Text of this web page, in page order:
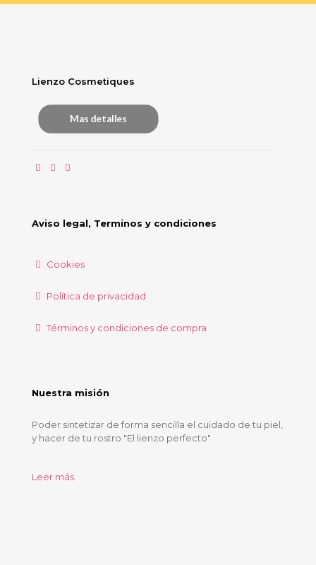
Lienzo Cosmetiques
Mas detalles
Aviso legal, Terminos y condiciones
Cookies
Política de privacidad
Términos y condiciones de compra
Nuestra misión
Poder sintetizar de forma sencilla el cuidado de tu piel,
y hacer de tu rostro "El lienzo perfecto"
Leer más.